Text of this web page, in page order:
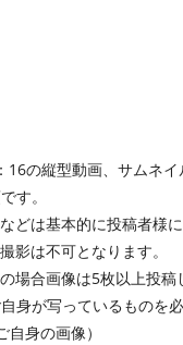
16の縦型動画、サムネ
す。
どは基本的に投稿者様
影は不可となります。
場合画像は5枚以上投
身が写っているものを
身の画像）